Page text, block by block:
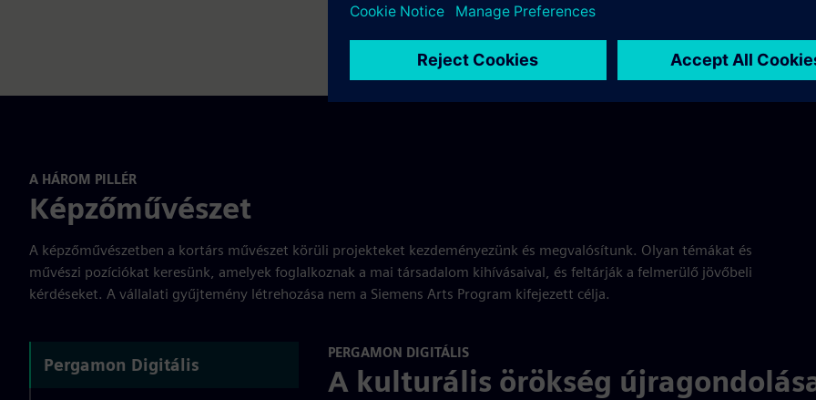
A HÁROM PILLÉR
Képzőművészet
A képzőművészetben a kortárs művészet körüli projekteket kezdeményezünk és megvalósítunk. Olyan témákat és
művészi pozíciókat keresünk, amelyek foglalkoznak a mai társadalom kihívásaival, és feltárják a felmerülő jövőbeli
kérdéseket. A vállalati gyűjtemény létrehozása nem a Siemens Arts Program kifejezett célja.
Pergamon Digitális
PERGAMON DIGITÁLIS
A kulturális örökség